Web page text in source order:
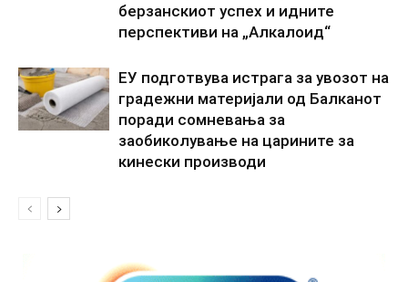
берзанскиот успех и идните
перспективи на „Алкалоид“
ЕУ подготвува истрага за увозот на
градежни материјали од Балканот
поради сомневања за
заобиколување на царините за
кинески производи